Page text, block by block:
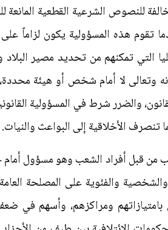
للنصوص الشرعية القطعية
تقوم هذه المسؤولية يكون لزاماً
التي تمكنهم من تحديد مصير
وتعالى لا أمام شخص أو هيئة
والضرر شرط في المسؤولية
تنصرف الأخلاقية إلى البواعث والنيات.
من قبل أفراد الشعب وهو مسؤول
والشخصية والفئوية على المصلحة
ومراكزهم، وأسهم في